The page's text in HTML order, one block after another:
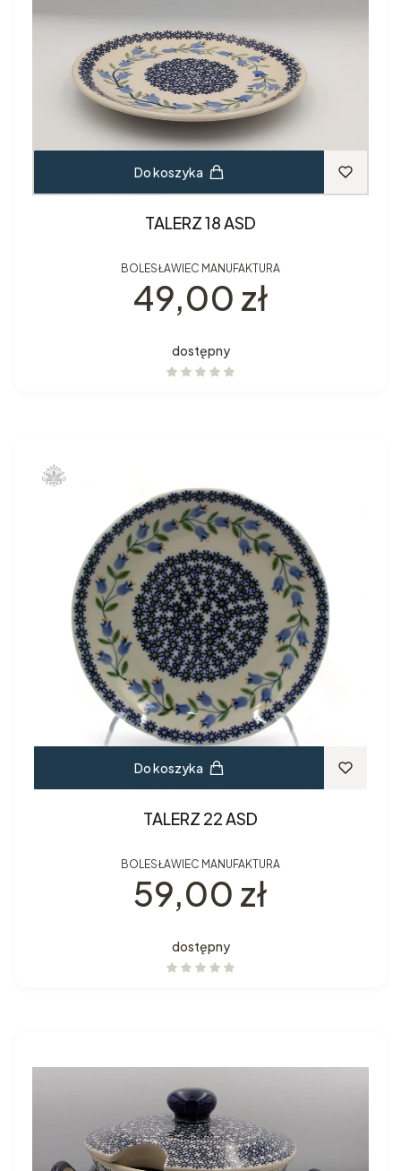
Do koszyka
TALERZ 18 ASD
BOLESŁAWIEC MANUFAKTURA
Cena
49,00 zł
dostępny
Do koszyka
TALERZ 22 ASD
BOLESŁAWIEC MANUFAKTURA
Cena
59,00 zł
dostępny